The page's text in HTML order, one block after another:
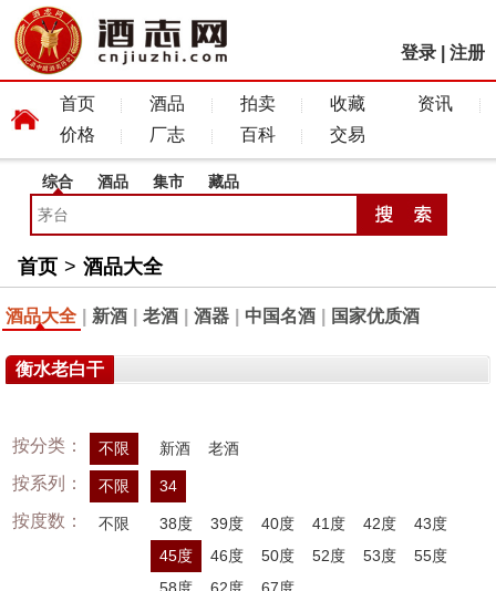
登录 注册
首页 酒品 拍卖 收藏
资讯
价格
厂志 百科 交易
综合 酒品 集市 藏品
首页 > 酒品大全
酒品大全 新酒 老酒 酒器 中国名酒 国家优质酒
衡水老白干
按分类： 不限 新酒 老酒
按系列： 不限 34
按度数： 不限 38度 39度 40度 41度 42度
43度
45度
46度 50度 52度 53度
55度